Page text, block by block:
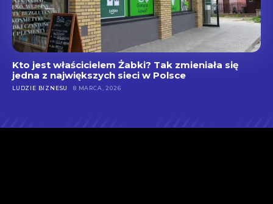
Kto jest właścicielem Żabki? Tak zmieniała się
jedna z największych sieci w Polsce
LUDZIE BIZNESU 8 MARCA, 2026